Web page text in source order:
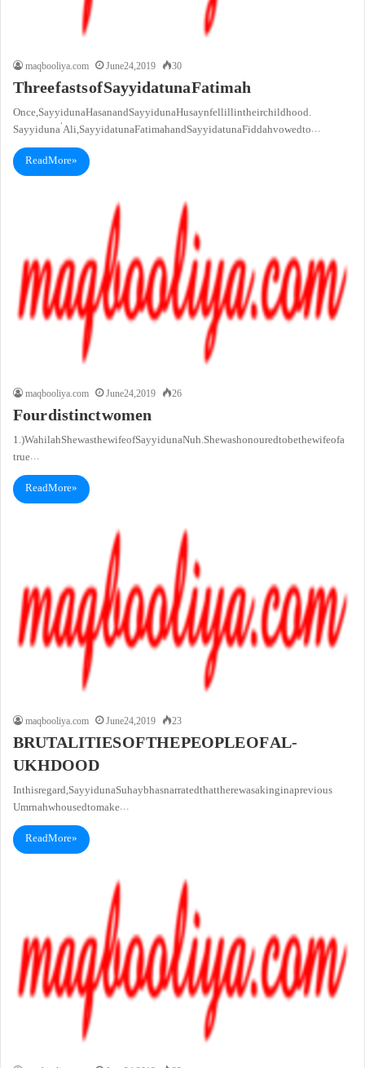
maqbooliya.com June 24, 2019 30
Three fasts of Sayyidatuna Fatimah
Once, Sayyiduna Hasan and Sayyiduna Husayn fell ill in their childhood.
Sayyiduna ‘Ali, Sayyidatuna Fatimah and Sayyidatuna Fiddah vowed to…
Read More »
maqbooliya.com June 24, 2019 26
Four distinct women
1.) Wahilah She was the wife of Sayyiduna Nuh . She was honoured to be the wife of a
true…
Read More »
maqbooliya.com June 24, 2019 23
BRUTALITIES OF THE PEOPLE OF AL-
UKHDOOD
In this regard, Sayyiduna Suhayb has narrated that there was a king in a previous
Umrnah who used to make…
Read More »